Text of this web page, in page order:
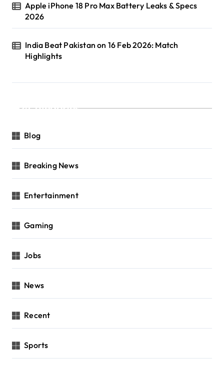
Apple iPhone 18 Pro Max Battery Leaks & Specs
2026
India Beat Pakistan on 16 Feb 2026: Match
Highlights
Categories
Blog
Breaking News
Entertainment
Gaming
Jobs
News
Recent
Sports